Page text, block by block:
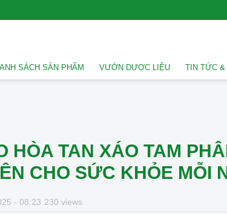
SÁCH SẢN PHẨM VƯỜN DƯỢC LIỆU TIN TỨC
HÒA TAN XÁO TAM
CHO SỨC KHỎE MỖI
- 08:23 230 views